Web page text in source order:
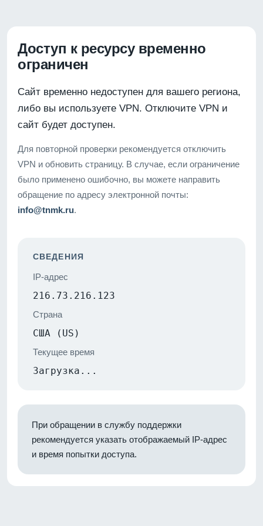
Доступ к ресурсу временно
ограничен
Сайт временно недоступен для вашего региона,
либо вы используете VPN. Отключите VPN и
сайт будет доступен.
Для повторной проверки рекомендуется отключить
VPN и обновить страницу. В случае, если ограничение
было применено ошибочно, вы можете направить
обращение по адресу электронной почты:
info@tnmk.ru.
СВЕДЕНИЯ
IP-адрес
216.73.216.123
Страна
США (US)
Текущее время
Загрузка...
При обращении в службу поддержки
рекомендуется указать отображаемый IP-адрес
и время попытки доступа.